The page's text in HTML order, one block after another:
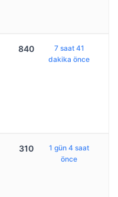
840
7 saat 41
dakika önce
310
1 gün 4 saat
önce